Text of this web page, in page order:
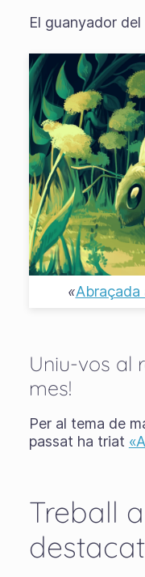
El guanyador
«Abraçada
Uniu-vos al
mes!
Per al tema de
passat ha triat
Treball
destacat